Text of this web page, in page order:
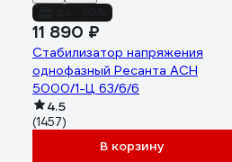
11 890 ₽
Стабилизатор напряжения
однофазный Ресанта АСН
5000/1-Ц 63/6/6
4.5
(1457)
В корзину